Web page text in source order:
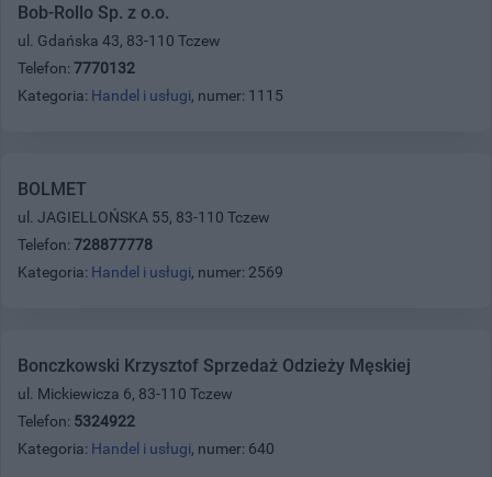
Bob-Rollo Sp. z o.o.
ul. Gdańska 43, 83-110 Tczew
Telefon: 7770132
Kategoria: Handel i usługi, numer: 1115
BOLMET
ul. JAGIELLOŃSKA 55, 83-110 Tczew
Telefon: 728877778
Kategoria: Handel i usługi, numer: 2569
Bonczkowski Krzysztof Sprzedaż Odzieży Męskiej
ul. Mickiewicza 6, 83-110 Tczew
Telefon: 5324922
Kategoria: Handel i usługi, numer: 640